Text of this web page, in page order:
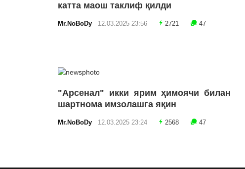
катта маош таклиф қилди
Mr.NoBoDy 12.03.2025 23:56 2721 47
"Арсенал" икки ярим ҳимоячи билан
шартнома имзолашга яқин
Mr.NoBoDy 12.03.2025 23:24 2568 47